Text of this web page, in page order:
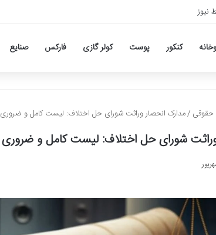
نیوز
کنکور پوست کولر گازی فارکس صنایع
حقوقی /مدارک انحصار وراثت شورای حل اختلاف: لیست کامل و ضروری
شورای حل اختلاف: لیست کامل و ضروری